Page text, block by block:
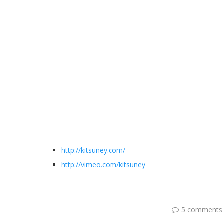
http://kitsuney.com/
http://vimeo.com/kitsuney
5 comments